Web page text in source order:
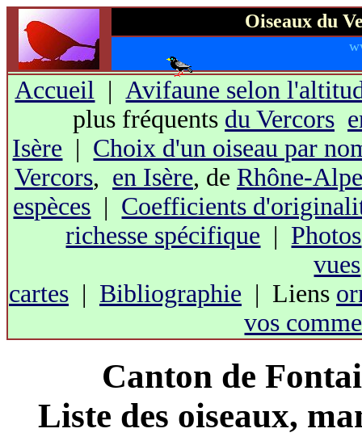
Oiseaux du
Accueil |Avifaune selon
plus fréquents du Vercors
Isère | Choix d'un oiseau par
Vercors, en Isère, de Rhône-
espèces | Coefficients
richesse spécifique | Photos
vues
cartes | Bibliographie | Liens
vos
Canton de
Liste des oiseaux,